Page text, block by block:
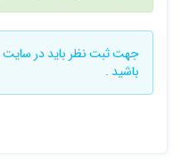
جهت ثبت نظر باید در سایت
باشید .